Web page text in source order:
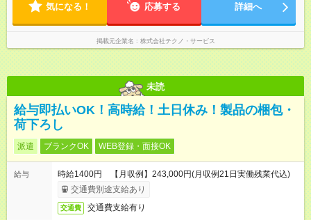
気になる！ 応募する 詳細へ
掲載元企業名 株式会社テクノ・サービス
未読
給与即払いOK！高時給！土日休み！製品の梱包・
荷下ろし
派遣 ブランクOK WEB登録・面接OK
給与
時給1400円 【月収例】243,000円(月収例21日実働残業代込)
交通費別途支給あり
交通費 交通費支給有り